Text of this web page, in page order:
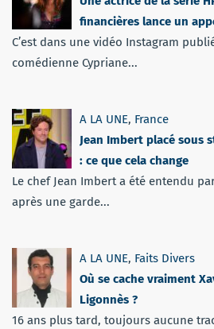
financières lance un
C’est dans une vidéo Instagram
comédienne Cypriane...
A LA UNE, France
Jean Imbert placé sous
: ce que cela change
Le chef Jean Imbert a été entendu
après une garde...
A LA UNE, Faits Divers
Où se cache vraiment
Ligonnès ?
16 ans plus tard, toujours aucune